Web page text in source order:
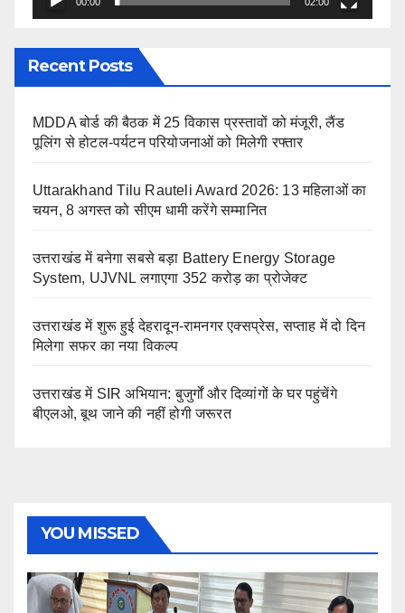
Recent Posts
MDDA बोर्ड की बैठक में 25 विकास प्रस्तावों को मंजूरी, लैंड
पूलिंग से होटल-पर्यटन परियोजनाओं को मिलेगी रफ्तार
Uttarakhand Tilu Rauteli Award 2026: 13 महिलाओं का
चयन, 8 अगस्त को सीएम धामी करेंगे सम्मानित
उत्तराखंड में बनेगा सबसे बड़ा Battery Energy Storage
System, UJVNL लगाएगा 352 करोड़ का प्रोजेक्ट
उत्तराखंड में शुरू हुई देहरादून-रामनगर एक्सप्रेस, सप्ताह में दो दिन
मिलेगा सफर का नया विकल्प
उत्तराखंड में SIR अभियान: बुजुर्गों और दिव्यांगों के घर पहुंचेंगे
बीएलओ, बूथ जाने की नहीं होगी जरूरत
YOU MISSED